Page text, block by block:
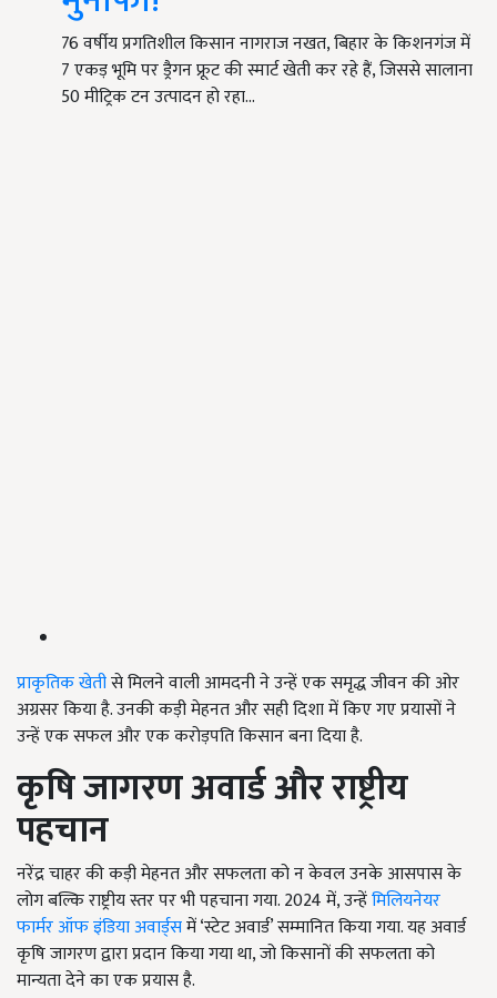
76 वर्षीय प्रगतिशील किसान नागराज नखत, बिहार के किशनगंज में
7 एकड़ भूमि पर ड्रैगन फ्रूट की स्मार्ट खेती कर रहे हैं, जिससे सालाना
50 मीट्रिक टन उत्पादन हो रहा…
प्राकृतिक खेतीसे मिलने वाली आमदनी ने उन्हें एक समृद्ध जीवन की ओर
अग्रसर किया है. उनकी कड़ी मेहनत और सही दिशा में किए गए प्रयासों ने
उन्हें एक सफल और एक करोड़पति किसान बना दिया है.
कृषि जागरण अवार्ड और राष्ट्रीय
पहचान
नरेंद्र चाहर की कड़ी मेहनत और सफलता को न केवल उनके आसपास के
लोग बल्कि राष्ट्रीय स्तर पर भी पहचाना गया. 2024 में, उन्हेंमिलियनेयर
फार्मर ऑफ इंडिया अवार्ड्समें ‘स्टेट अवार्ड’ सम्मानित किया गया. यह अवार्ड
कृषि जागरण द्वारा प्रदान किया गया था, जो किसानों की सफलता को
मान्यता देने का एक प्रयास है.